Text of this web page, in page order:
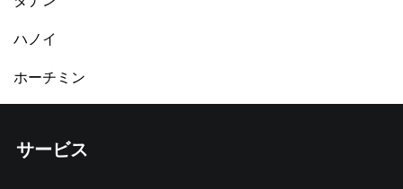
ハノイ
ホーチミン
サービス